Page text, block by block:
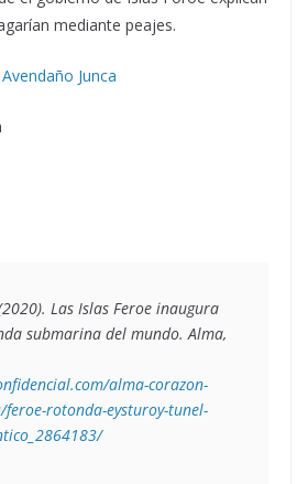
mediante peajes.
Junca
Las Islas Feroe inaugura
submarina del mundo. Alma,
alma-corazon-
rotonda-eysturoy-tunel-